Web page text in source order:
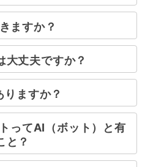
ますか？
大丈夫ですか？
ますか？
ってAI（ボット）と有
と？